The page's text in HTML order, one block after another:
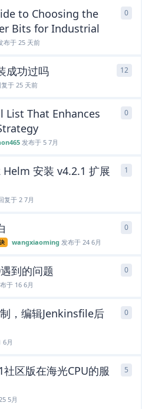
to Choosing the
Bits for Industrial
布于25 天前
0
成功过吗
复于25 天前
12
List That Enhances
发布于 5 7月
0
安装 v4.2.1 扩展
复于2 7月
1
wangxiaoming 发布于24 6月
0
到的问题
于 16 6月
0
，编辑Jenkinsfile后
6月
0
区版在海光CPU的服
5月
5